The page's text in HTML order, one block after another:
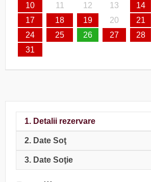
10
11 12 13 14
17
18 19 20 21
24
25 26 27 28
31
1. Detalii rezervare
2. Date Soţ
3. Date Soţie